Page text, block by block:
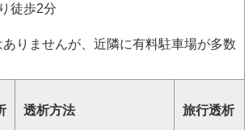
徒歩2分
りませんが、近隣に有料駐車場が多数
透析方法 旅行透析